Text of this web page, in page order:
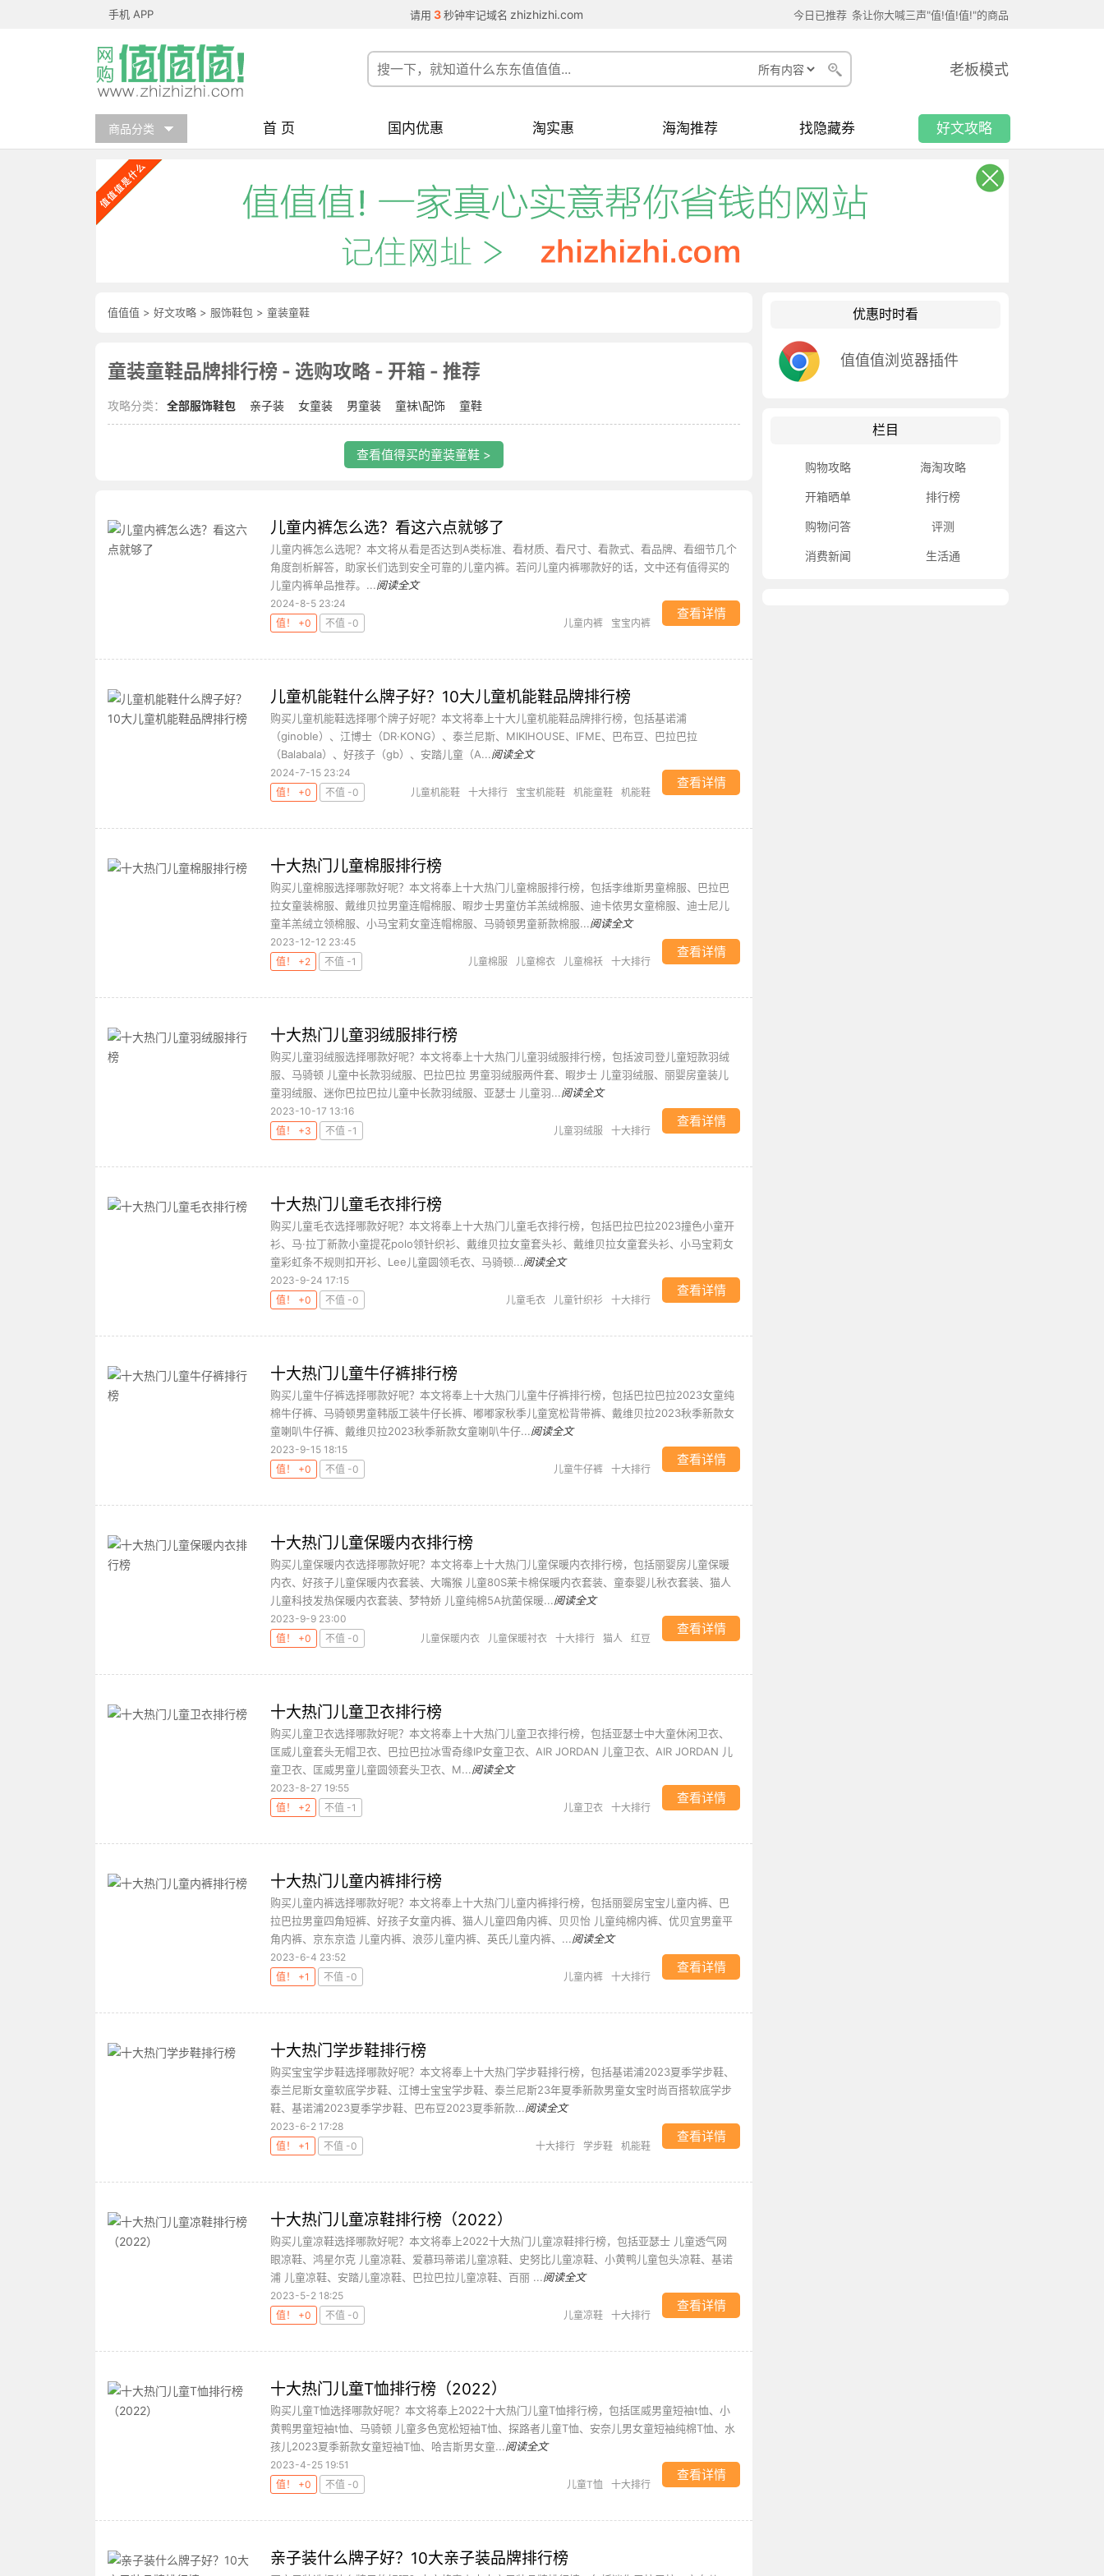
手机 APP 请用 3 秒钟牢记域名 zhizhizhi.com 今日已推荐 条让你大喊三声"值!值!值!"的商品
老板模式
商品分类 首 页 国内优惠 淘实惠 海淘推荐 找隐藏券 好文攻略
值值值 > 好文攻略 > 服饰鞋包 > 童装童鞋
童装童鞋品牌排行榜 - 选购攻略 - 开箱 - 推荐
攻略分类： 全部服饰鞋包 亲子装 女童装 男童装 童袜\配饰 童鞋
查看值得买的童装童鞋 >
儿童内裤怎么选？看这六点就够了
儿童内裤怎么选呢？本文将从看是否达到A类标准、看材质、看尺寸、看款式、看品牌、看细节几个
角度剖析解答，助家长们选到安全可靠的儿童内裤。若问儿童内裤哪款好的话，文中还有值得买的
儿童内裤单品推荐。...阅读全文
2024-8-5 23:24
值！ +0
不值 -0 儿童内裤 宝宝内裤
查看详情
儿童机能鞋什么牌子好？10大儿童机能鞋品牌排行榜
购买儿童机能鞋选择哪个牌子好呢？本文将奉上十大儿童机能鞋品牌排行榜，包括基诺浦
（ginoble）、江博士（DR·KONG）、泰兰尼斯、MIKIHOUSE、IFME、巴布豆、巴拉巴拉
（Balabala）、好孩子（gb）、安踏儿童（A...阅读全文
2024-7-15 23:24
值！ +0
不值 -0 儿童机能鞋 十大排行 宝宝机能鞋 机能童鞋 机能鞋
查看详情
十大热门儿童棉服排行榜
购买儿童棉服选择哪款好呢？本文将奉上十大热门儿童棉服排行榜，包括李维斯男童棉服、巴拉巴
拉女童装棉服、戴维贝拉男童连帽棉服、暇步士男童仿羊羔绒棉服、迪卡侬男女童棉服、迪士尼儿
童羊羔绒立领棉服、小马宝莉女童连帽棉服、马骑顿男童新款棉服...阅读全文
2023-12-12 23:45
值！ +2
不值 -1 儿童棉服 儿童棉衣 儿童棉袄 十大排行
查看详情
十大热门儿童羽绒服排行榜
购买儿童羽绒服选择哪款好呢？本文将奉上十大热门儿童羽绒服排行榜，包括波司登儿童短款羽绒
服、马骑顿 儿童中长款羽绒服、巴拉巴拉 男童羽绒服两件套、暇步士 儿童羽绒服、丽婴房童装儿
童羽绒服、迷你巴拉巴拉儿童中长款羽绒服、亚瑟士 儿童羽...阅读全文
2023-10-17 13:16
值！ +3
不值 -1 儿童羽绒服 十大排行
查看详情
十大热门儿童毛衣排行榜
购买儿童毛衣选择哪款好呢？本文将奉上十大热门儿童毛衣排行榜，包括巴拉巴拉2023撞色小童开
衫、马·拉丁新款小童提花polo领针织衫、戴维贝拉女童套头衫、戴维贝拉女童套头衫、小马宝莉女
童彩虹条不规则扣开衫、Lee儿童圆领毛衣、马骑顿...阅读全文
2023-9-24 17:15
值！ +0
不值 -0 儿童毛衣 儿童针织衫 十大排行
查看详情
十大热门儿童牛仔裤排行榜
购买儿童牛仔裤选择哪款好呢？本文将奉上十大热门儿童牛仔裤排行榜，包括巴拉巴拉2023女童纯
棉牛仔裤、马骑顿男童韩版工装牛仔长裤、嘟嘟家秋季儿童宽松背带裤、戴维贝拉2023秋季新款女
童喇叭牛仔裤、戴维贝拉2023秋季新款女童喇叭牛仔...阅读全文
2023-9-15 18:15
值！ +0
不值 -0 儿童牛仔裤 十大排行
查看详情
十大热门儿童保暖内衣排行榜
购买儿童保暖内衣选择哪款好呢？本文将奉上十大热门儿童保暖内衣排行榜，包括丽婴房儿童保暖
内衣、好孩子儿童保暖内衣套装、大嘴猴 儿童80S莱卡棉保暖内衣套装、童泰婴儿秋衣套装、猫人
儿童科技发热保暖内衣套装、梦特娇 儿童纯棉5A抗菌保暖...阅读全文
2023-9-9 23:00
值！ +0
不值 -0 儿童保暖内衣 儿童保暖衬衣 十大排行 猫人 红豆
查看详情
十大热门儿童卫衣排行榜
购买儿童卫衣选择哪款好呢？本文将奉上十大热门儿童卫衣排行榜，包括亚瑟士中大童休闲卫衣、
匡威儿童套头无帽卫衣、巴拉巴拉冰雪奇缘IP女童卫衣、AIR JORDAN 儿童卫衣、AIR JORDAN 儿
童卫衣、匡威男童儿童圆领套头卫衣、M...阅读全文
2023-8-27 19:55
值！ +2
不值 -1 儿童卫衣 十大排行
查看详情
十大热门儿童内裤排行榜
购买儿童内裤选择哪款好呢？本文将奉上十大热门儿童内裤排行榜，包括丽婴房宝宝儿童内裤、巴
拉巴拉男童四角短裤、好孩子女童内裤、猫人儿童四角内裤、贝贝怡 儿童纯棉内裤、优贝宜男童平
角内裤、京东京造 儿童内裤、浪莎儿童内裤、英氏儿童内裤、...阅读全文
2023-6-4 23:52
值！ +1
不值 -0 儿童内裤 十大排行
查看详情
十大热门学步鞋排行榜
购买宝宝学步鞋选择哪款好呢？本文将奉上十大热门学步鞋排行榜，包括基诺浦2023夏季学步鞋、
泰兰尼斯女童软底学步鞋、江博士宝宝学步鞋、泰兰尼斯23年夏季新款男童女宝时尚百搭软底学步
鞋、基诺浦2023夏季学步鞋、巴布豆2023夏季新款...阅读全文
2023-6-2 17:28
值！ +1
不值 -0 十大排行 学步鞋 机能鞋
查看详情
十大热门儿童凉鞋排行榜（2022）
购买儿童凉鞋选择哪款好呢？本文将奉上2022十大热门儿童凉鞋排行榜，包括亚瑟士 儿童透气网
眼凉鞋、鸿星尔克 儿童凉鞋、爱慕玛蒂诺儿童凉鞋、史努比儿童凉鞋、小黄鸭儿童包头凉鞋、基诺
浦 儿童凉鞋、安踏儿童凉鞋、巴拉巴拉儿童凉鞋、百丽 ...阅读全文
2023-5-2 18:25
值！ +0
不值 -0 儿童凉鞋 十大排行
查看详情
十大热门儿童T恤排行榜（2022）
购买儿童T恤选择哪款好呢？本文将奉上2022十大热门儿童T恤排行榜，包括匡威男童短袖t恤、小
黄鸭男童短袖t恤、马骑顿 儿童多色宽松短袖T恤、探路者儿童T恤、安奈儿男女童短袖纯棉T恤、水
孩儿2023夏季新款女童短袖T恤、哈吉斯男女童...阅读全文
2023-4-25 19:51
值！ +0
不值 -0 儿童T恤 十大排行
查看详情
亲子装什么牌子好？10大亲子装品牌排行榜
优惠时时看
值值值浏览器插件
栏目
购物攻略 海淘攻略
开箱晒单 排行榜
购物问答 评测
消费新闻 生活通